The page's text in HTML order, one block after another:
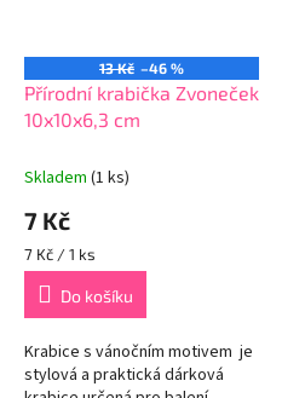
13 Kč –46 %
Přírodní krabička Zvoneček
10x10x6,3 cm
Skladem (1 ks)
7 Kč
Měrná
cena:
7 Kč / 1 ks
Do košíku
Krabice s vánočním motivem je
stylová a praktická dárková